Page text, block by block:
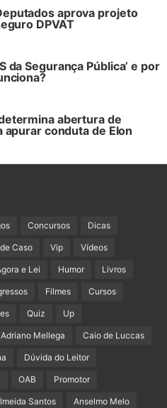
aprova projeto
DPVAT
da Segurança Pública’ e por
abertura de
apurar conduta de Elon
Concursos Dicas
Caso Vip Vídeos
e Lei Humor Livros
Filmes Cursos
Quiz Up
Adriano Mellega Caio de Luccas
Dúvida do Leitor
OAB Promotor
Santos Anselmo Melo